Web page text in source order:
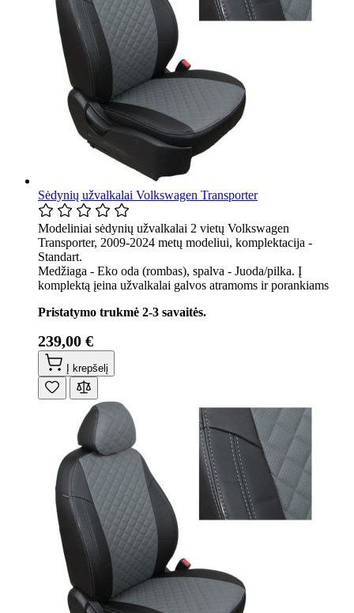
Sėdynių užvalkalai Volkswagen Transporter
Modeliniai sėdynių užvalkalai 2 vietų Volkswagen
Transporter, 2009-2024 metų modeliui, komplektacija -
Standart.
Medžiaga - Eko oda (rombas), spalva - Juoda/pilka. Į
komplektą įeina užvalkalai galvos atramoms ir porankiams
Pristatymo trukmė 2-3 savaitės.
239,00 €
Į krepšelį